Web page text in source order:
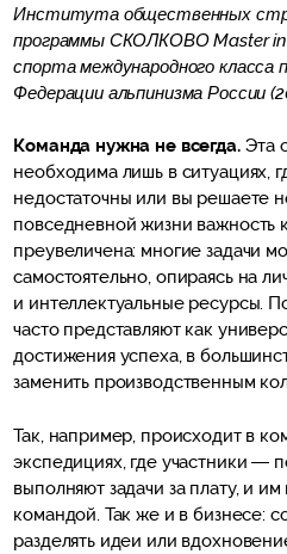
Института общественных
программы СКОЛКОВО Master
спорта международного класса
Федерации альпинизма России
Команда нужна не всегда. Эта
необходима лишь в ситуациях,
недостаточны или вы решаете
повседневной жизни важность
преувеличена: многие задачи
самостоятельно, опираясь на
и интеллектуальные ресурсы.
часто представляют как
достижения успеха, в
заменить производственным
Так, например, происходит в
экспедициях, где участники —
выполняют задачи за плату, и
командой. Так же и в бизнесе:
разделять идеи или